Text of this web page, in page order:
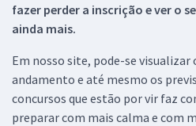
fazer perder a inscrição e ver o
ainda mais.
Em nosso site, pode-se visualizar
andamento e até mesmo os
concursos que estão por vir faz
preparar com mais calma e com